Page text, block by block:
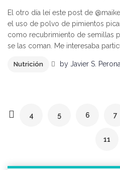
El otro día leí este post de
el uso de polvo de pimientos
como recubrimiento de semillas
se las coman. Me interesaba
Nutrición by Javier S. Perona
4 5 6 7
11